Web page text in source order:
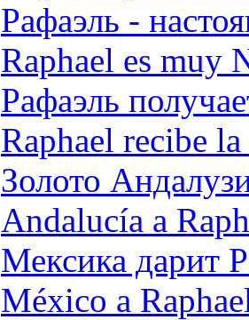
Рафаэль -
Raphael es muy
Рафаэль
Raphael recibe
Золото
Andalucía a
Мексика дарит
México a